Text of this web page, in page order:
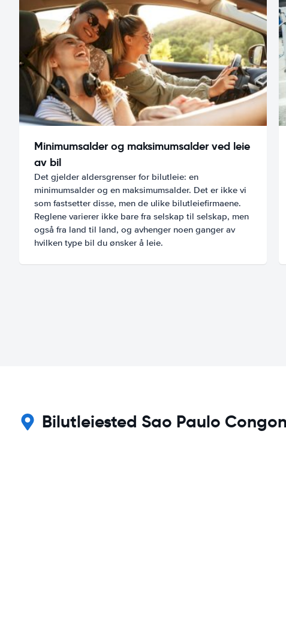
Minimumsalder og maksimumsalder ved leie
av bil
Det gjelder aldersgrenser for bilutleie: en
minimumsalder og en maksimumsalder. Det er ikke vi
som fastsetter disse, men de ulike bilutleiefirmaene.
Reglene varierer ikke bare fra selskap til selskap, men
også fra land til land, og avhenger noen ganger av
hvilken type bil du ønsker å leie.
Bilutleiested Sao Paulo